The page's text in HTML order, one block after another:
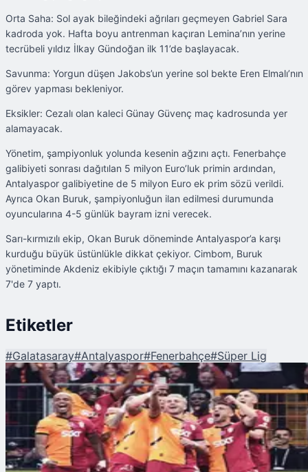
Orta Saha: Sol ayak bileğindeki ağrıları geçmeyen Gabriel Sara
kadroda yok. Hafta boyu antrenman kaçıran Lemina’nın yerine
tecrübeli yıldız İlkay Gündoğan ilk 11’de başlayacak.
Savunma: Yorgun düşen Jakobs’un yerine sol bekte Eren Elmalı’nın
görev yapması bekleniyor.
Eksikler: Cezalı olan kaleci Günay Güvenç maç kadrosunda yer
alamayacak.
Yönetim, şampiyonluk yolunda kesenin ağzını açtı. Fenerbahçe
galibiyeti sonrası dağıtılan 5 milyon Euro’luk primin ardından,
Antalyaspor galibiyetine de 5 milyon Euro ek prim sözü verildi.
Ayrıca Okan Buruk, şampiyonluğun ilan edilmesi durumunda
oyuncularına 4-5 günlük bayram izni verecek.
Sarı-kırmızılı ekip, Okan Buruk döneminde Antalyaspor’a karşı
kurduğu büyük üstünlükle dikkat çekiyor. Cimbom, Buruk
yönetiminde Akdeniz ekibiyle çıktığı 7 maçın tamamını kazanarak
7'de 7 yaptı.
Etiketler
#Galatasaray#Antalyaspor#Fenerbahçe#Süper Lig
Şu An Okunan
Aslantepe'de Bu Akşam Hedef 26. Kupa!